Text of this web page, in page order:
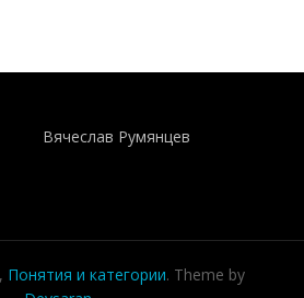
Вячеслав Румянцев
Понятия и категории. Theme by